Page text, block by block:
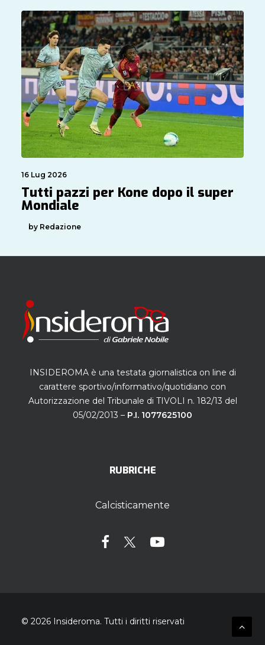
16 Lug 2026
Tutti pazzi per Kone dopo il super
Mondiale
by Redazione
INSIDEROMA è una testata giornalistica on line di
carattere sportivo/informativo/quotidiano con
Autorizzazione del Tribunale di TIVOLI n. 182/13 del
05/02/2013 – P.I. 1077625100
RUBRICHE
Calcisticamente
© 2026 Insideroma. Tutti i diritti riservati